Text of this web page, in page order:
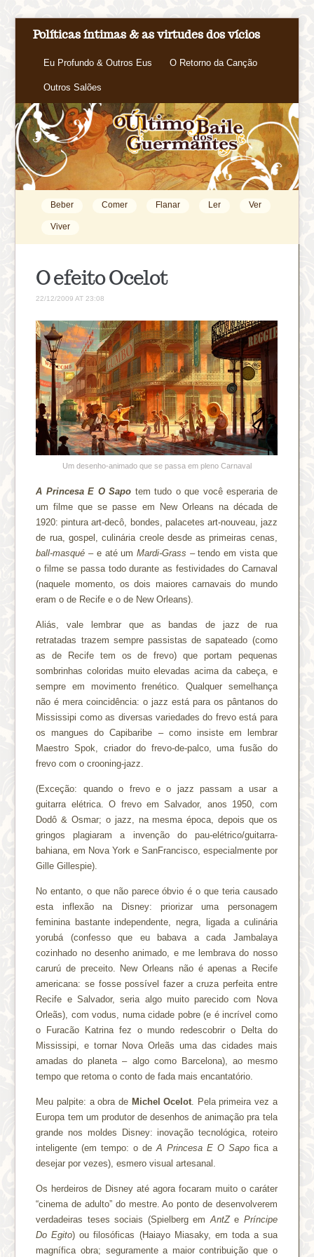
Políticas íntimas & as virtudes dos vícios
Eu Profundo & Outros Eus O Retorno da Canção
Outros Salões
Beber Comer Flanar Ler Ver
Viver
O efeito Ocelot
22/12/2009 AT 23:08
Um desenho-animado que se passa em pleno Carnaval
A Princesa E O Sapo tem tudo o que você esperaria de
um filme que se passe em New Orleans na década de
1920: pintura art-decô, bondes, palacetes art-nouveau, jazz
de rua, gospel, culinária creole desde as primeiras cenas,
ball-masqué – e até um Mardi-Grass – tendo em vista que
o filme se passa todo durante as festividades do Carnaval
(naquele momento, os dois maiores carnavais do mundo
eram o de Recife e o de New Orleans).
Aliás, vale lembrar que as bandas de jazz de rua
retratadas trazem sempre passistas de sapateado (como
as de Recife tem os de frevo) que portam pequenas
sombrinhas coloridas muito elevadas acima da cabeça, e
sempre em movimento frenético. Qualquer semelhança
não é mera coincidência: o jazz está para os pântanos do
Mississipi como as diversas variedades do frevo está para
os mangues do Capibaribe – como insiste em lembrar
Maestro Spok, criador do frevo-de-palco, uma fusão do
frevo com o crooning-jazz.
(Exceção: quando o frevo e o jazz passam a usar a
guitarra elétrica. O frevo em Salvador, anos 1950, com
Dodô & Osmar; o jazz, na mesma época, depois que os
gringos plagiaram a invenção do pau-elétrico/guitarra-
bahiana, em Nova York e SanFrancisco, especialmente por
Gille Gillespie).
No entanto, o que não parece óbvio é o que teria causado
esta inflexão na Disney: priorizar uma personagem
feminina bastante independente, negra, ligada a culinária
yorubá (confesso que eu babava a cada Jambalaya
cozinhado no desenho animado, e me lembrava do nosso
carurú de preceito. New Orleans não é apenas a Recife
americana: se fosse possível fazer a cruza perfeita entre
Recife e Salvador, seria algo muito parecido com Nova
Orleãs), com vodus, numa cidade pobre (e é incrível como
o Furacão Katrina fez o mundo redescobrir o Delta do
Mississipi, e tornar Nova Orleãs uma das cidades mais
amadas do planeta – algo como Barcelona), ao mesmo
tempo que retoma o conto de fada mais encantatório.
Meu palpite: a obra de Michel Ocelot . Pela primeira vez a
Europa tem um produtor de desenhos de animação pra tela
grande nos moldes Disney: inovação tecnológica, roteiro
inteligente (em tempo: o deA Princesa E O Sapofica a
desejar por vezes), esmero visual artesanal.
Os herdeiros de Disney até agora focaram muito o caráter
“cinema de adulto” do mestre. Ao ponto de desenvolverem
verdadeiras teses sociais (Spielberg em AntZe Príncipe
Do Egito) ou filosóficas (Haiayo Miasaky, em toda a sua
magnífica obra; seguramente a maior contribuição que o